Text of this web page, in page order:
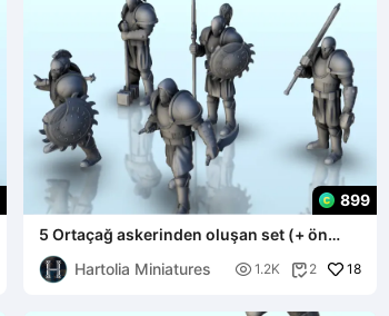
899
5 Ortaçağ askerinden oluşan set (+ ön
destekli versiyon) (14) -
Hartolia Miniatures
 1.2K  2 18